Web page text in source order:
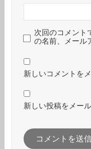
次回のコメント
の名前、メール
新しいコメントを
新しい投稿をメー